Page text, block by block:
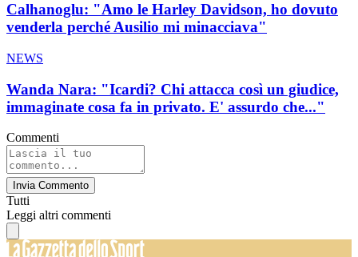
Calhanoglu: "Amo le Harley Davidson, ho dovuto
venderla perché Ausilio mi minacciava"
NEWS
Wanda Nara: "Icardi? Chi attacca così un giudice,
immaginate cosa fa in privato. E' assurdo che..."
Commenti
Invia Commento
Tutti
Leggi altri commenti